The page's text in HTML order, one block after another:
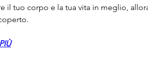
il tuo corpo e la tua vita in meglio,